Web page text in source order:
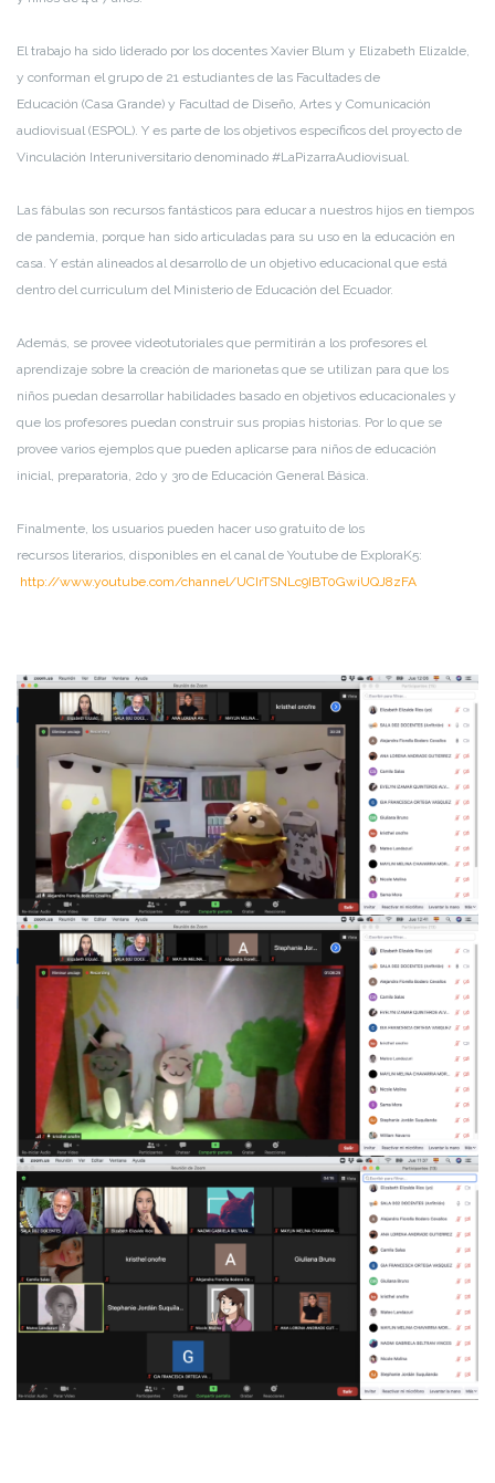
El trabajo ha sido liderado por los docentes Xavier Blum y Elizabeth Elizalde,
y conforman elgrupo de 21 estudiantes de las Facultades de
Educación (Casa Grande) y Facultad de Diseño, Artes y Comunicación
audiovisual(ESPOL). Y es parte de los objetivos específicos del proyecto de
Vinculación Interuniversitario denominado #LaPizarraAudiovisual.
Las fábulas son recursos fantásticos para educar a nuestros hijos en tiempos
de pandemia, porque han sido articuladas para su uso en la educación en
casa. Y están alineados al desarrollo de un objetivo educacional que está
dentro delcurriculum del Ministerio de Educación del Ecuador.
Además, se provee videotutoriales que permitirán a los profesores el
aprendizaje sobre la creación de marionetas que se utilizan para que los
niños puedan desarrollar habilidades basado en objetivos educacionales y
que los profesores puedan construir sus propias historias. Por lo que se
provee varios ejemplos que pueden aplicarse para niños de educación
inicial, preparatoria, 2do y 3ro de Educación General Básica.
Finalmente, los usuarios pueden hacer uso gratuito de los
recursos literarios, disponibles en el canal de Youtube de ExploraK5:
http://www.youtube.com/channel/UCIrTSNLc9IBT0GwiUQJ8zFA